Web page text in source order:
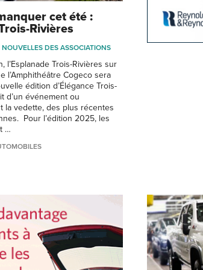
cet été :
Rivières
NOUVELLES DES ASSOCIATIONS
l’Esplanade Trois-Rivières sur
l’Amphithéâtre Cogeco sera
édition d’Élégance Trois-
d’un événement ou
la vedette, des plus récentes
Pour l’édition 2025, les
…